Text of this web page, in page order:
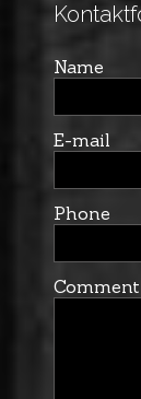
Name
E-mail
Phone
Comment